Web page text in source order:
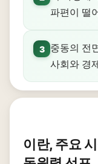
파편이 떨
3
중동의 전
사회와 경
이란, 주요